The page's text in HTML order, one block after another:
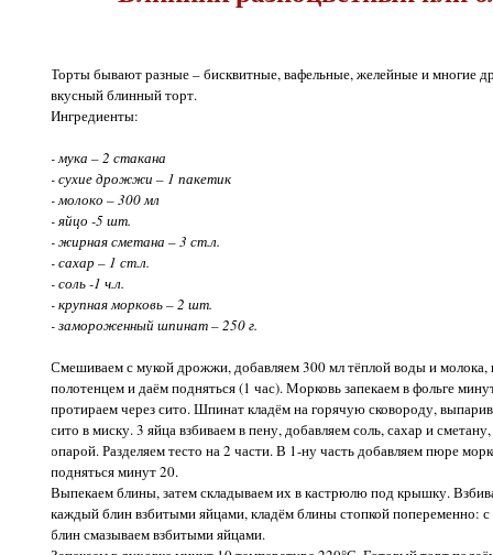
Торты бывают разные – бисквитные, вафельные, желейные и многие
вкусный блинный торт.
Ингредиенты:
- мука – 2 стакана
- сухие дрожжи – 1 пакетик
- молоко – 300 мл
- яйцо -5 шт.
- жирная сметана – 3 ст.л.
- сахар – 1 ст.л.
- соль -1 ч.л.
- крупная морковь – 2 шт.
- замороженный шпинат – 250 г.
Смешиваем с мукой дрожжи, добавляем 300 мл тёплой воды и
полотенцем и даём подняться (1 час). Морковь запекаем в фольге
протираем через сито. Шпинат кладём на горячую сковороду,
сито в миску. 3 яйца взбиваем в пену, добавляем соль, сахар и
опарой. Разделяем тесто на 2 части. В 1-ну часть добавляем пюре
подняться минут 20.
Выпекаем блины, затем складываем их в кастрюлю под крышку.
каждый блин взбитыми яйцами, кладём блины стопкой попеременно:
блин смазываем взбитыми яйцами.